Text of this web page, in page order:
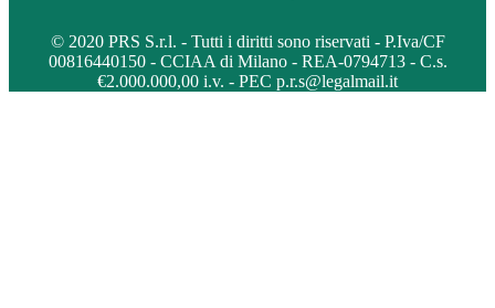
© 2020 PRS S.r.l. - Tutti i diritti sono riservati - P.Iva/CF
00816440150 - CCIAA di Milano - REA-0794713 - C.s.
€2.000.000,00 i.v. - PEC p.r.s@legalmail.it